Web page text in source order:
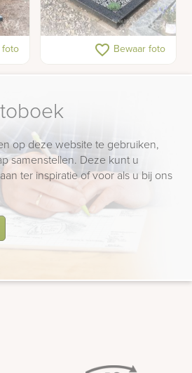
foto
Urnmonument
natuursteen
favorite_border Bewaar foto
op deze website te gebruiken,
samenstellen. Deze kunt u
ter inspiratie of voor als u bij ons